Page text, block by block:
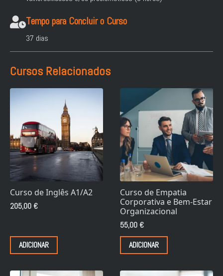
Tempo para Concluir o Curso
37 dias
Cursos Relacionados
Curso de Inglês A1/A2
205,00 €
ADICIONAR
Curso de Empatia
Corporativa e Bem-Estar
Organizacional
55,00 €
ADICIONAR